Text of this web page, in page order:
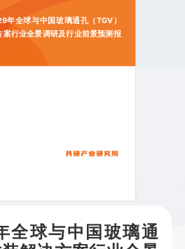
年全球与中国玻璃通孔（TGV）
案行业全景调研及行业前景预测报
全球与中国玻璃通